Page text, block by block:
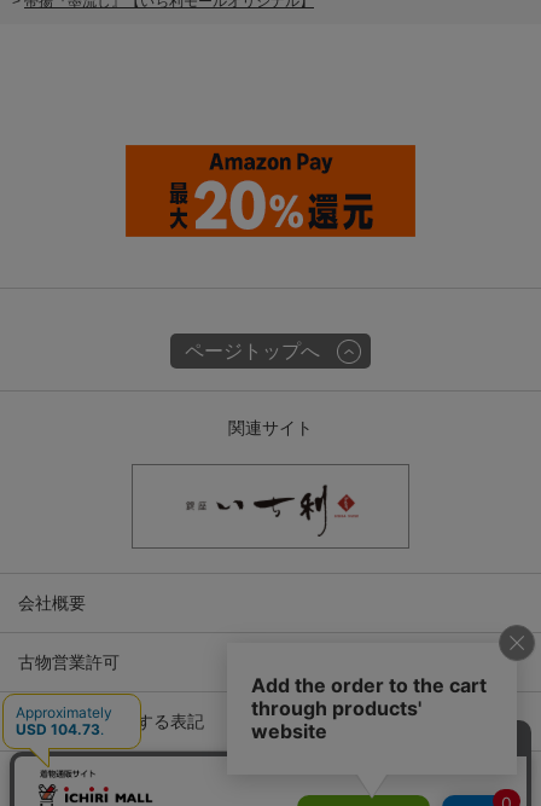
ページトップへ
関連サイト
会社概要
古物営業許可
特定商取引に関する表記
プライバシーポリシー